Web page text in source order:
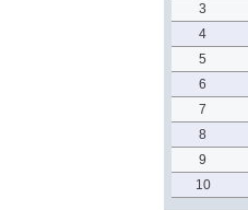
3
4
5
6
7
8
9
10